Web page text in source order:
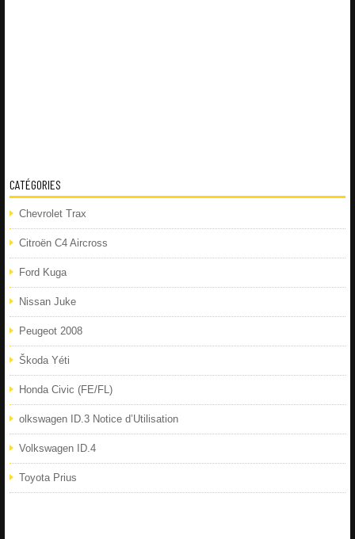
CATÉGORIES
Chevrolet Trax
Citroën C4 Aircross
Ford Kuga
Nissan Juke
Peugeot 2008
Škoda Yéti
Honda Civic (FE/FL)
olkswagen ID.3 Notice d’Utilisation
Volkswagen ID.4
Toyota Prius